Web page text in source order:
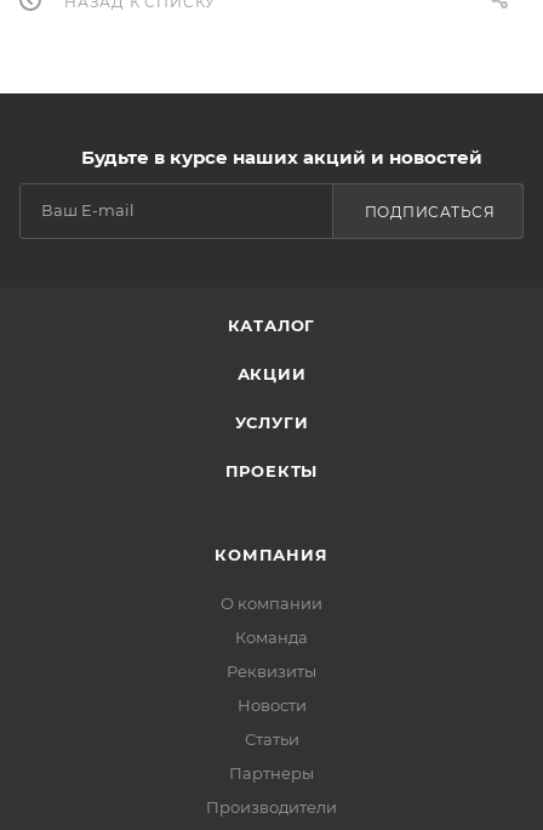
Будьте в курсе наших акций и новостей
ПОДПИСАТЬСЯ
КАТАЛОГ
АКЦИИ
УСЛУГИ
ПРОЕКТЫ
КОМПАНИЯ
О компании
Команда
Реквизиты
Новости
Статьи
Партнеры
Производители